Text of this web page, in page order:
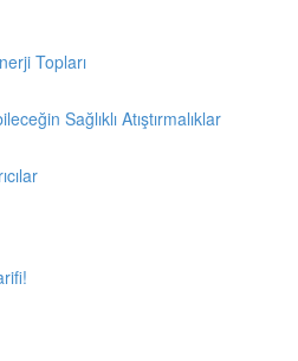
Topları
Sağlıklı Atıştırmalıklar